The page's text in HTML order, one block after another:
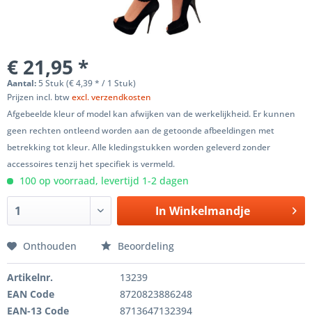
€ 21,95 *
Aantal:5 Stuk (€ 4,39 * / 1 Stuk)
Prijzen incl. btwexcl. verzendkosten
Afgebeelde kleur of model kan afwijken van de werkelijkheid. Er kunnen
geen rechten ontleend worden aan de getoonde afbeeldingen met
betrekking tot kleur. Alle kledingstukken worden geleverd zonder
accessoires tenzij het specifiek is vermeld.
100 op voorraad, levertijd 1-2 dagen
In Winkelmandje
Onthouden Beoordeling
Artikelnr.
13239
EAN Code
8720823886248
EAN-13 Code
8713647132394